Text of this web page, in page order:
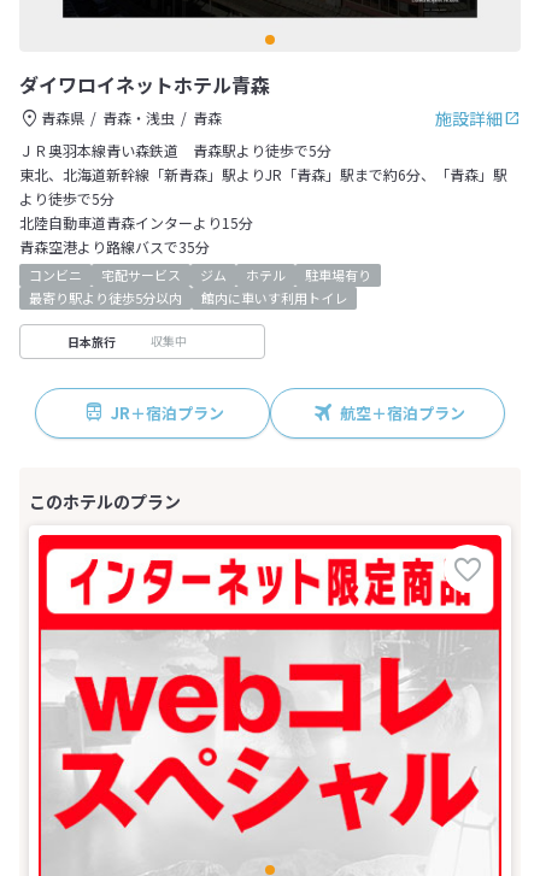
ダイワロイネットホテル青森
施設詳細
青森県 青森・浅虫
青森
ＪＲ奥羽本線青い森鉄道 青森駅より徒歩で5分
東北、北海道新幹線「新青森」駅よりJR「青森」駅まで約6分、「青森」駅
より徒歩で5分
北陸自動車道青森インターより15分
青森空港より路線バスで35分
コンビニ 宅配サービス ジム ホテル
駐車場有り
最寄り駅より徒歩5分以内
館内に車いす利用トイレ
日本旅行 収集中
JR＋宿泊プラン 航空＋宿泊プラン